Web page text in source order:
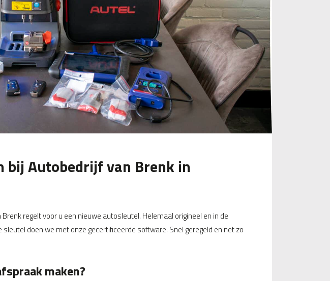
bij Autobedrijf van Brenk in
regelt voor u een nieuwe autosleutel. Helemaal origineel en in de
doen we met onze gecertificeerde software. Snel geregeld en net zo
maken?